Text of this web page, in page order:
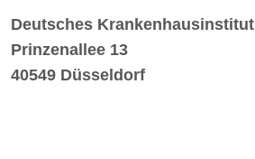
Deutsches Krankenhausinstitut
Prinzenallee 13
40549 Düsseldorf